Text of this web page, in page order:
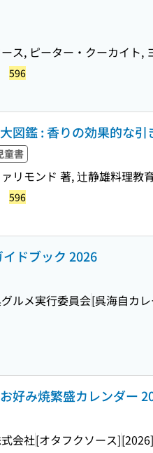
ス, ピーター・クーカイト,
596
図鑑 : 香りの効果的な
童書
リモンド 著, 辻静雄料理教
596
ドブック 2026
ルメ実行委員会[呉海自カ
好み焼繁盛カレンダー
会社[オタフクソース][2026]